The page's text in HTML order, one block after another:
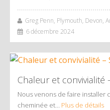
Greg Penn, Plymouth, Devon,
6 décembre 2024
Chaleur et convivialité
Nous venons de faire installer
cheminée et… Plus de détails